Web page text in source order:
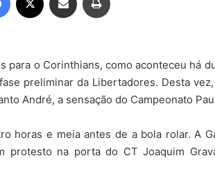
o Corinthians, como aconteceu há
preliminar da Libertadores. Desta
André, a sensação do Campeonato
horas e meia antes de a bola rolar. A
protesto na porta do CT Joaquim